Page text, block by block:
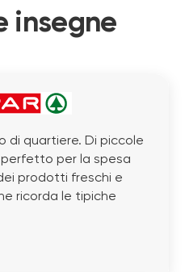
insegne
di quartiere. Di piccole
perfetto per la spesa
prodotti freschi e
ricorda le tipiche